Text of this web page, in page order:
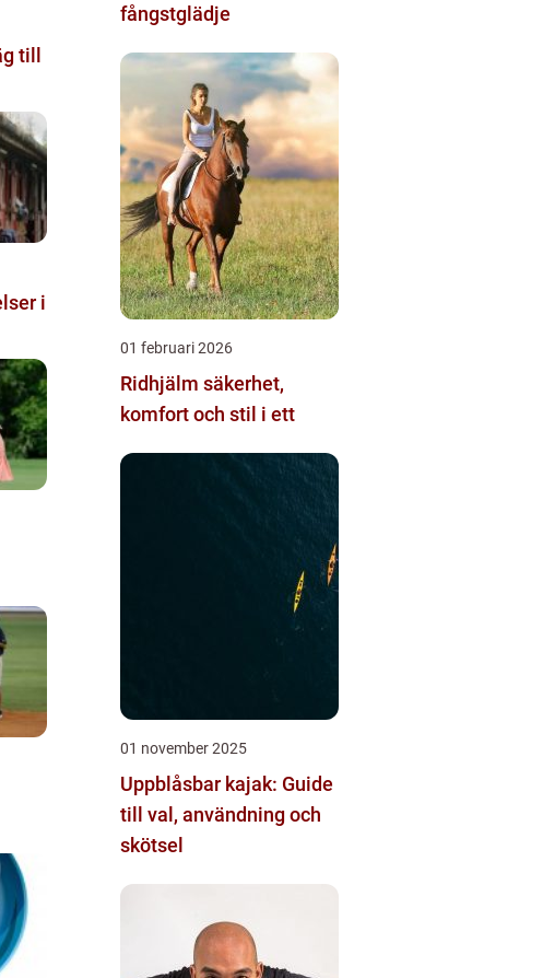
till
i
fångstglädje
01 februari 2026
Ridhjälm säkerhet,
komfort och stil i ett
01 november 2025
Uppblåsbar kajak: Guide
till val, användning och
skötsel